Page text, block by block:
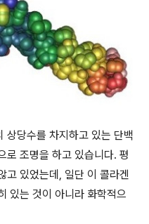
상당수를 차지하고 있는 단백
로 조명을 하고 있습니다. 평
고 있었는데, 일단 이 콜라겐
있는 것이 아니라 화학적으